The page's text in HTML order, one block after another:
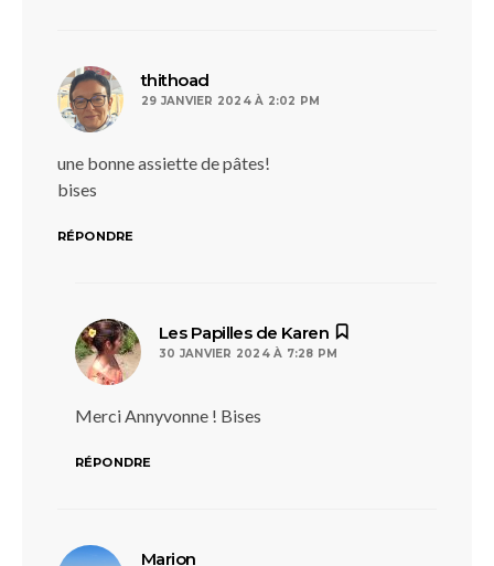
thithoad
29 JANVIER 2024 À 2:02 PM
une bonne assiette de pâtes!
bises
RÉPONDRE
Les Papilles de Karen
30 JANVIER 2024 À 7:28 PM
Merci Annyvonne ! Bises
RÉPONDRE
Marion